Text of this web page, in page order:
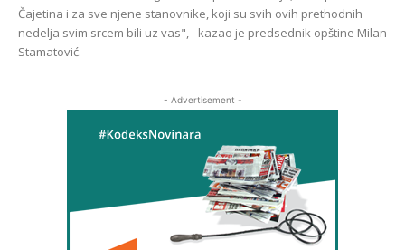
Čajetina i za sve njene stanovnike, koji su svih ovih prethodnih
nedelja svim srcem bili uz vas", - kazao je predsednik opštine Milan
Stamatović.
- Advertisement -